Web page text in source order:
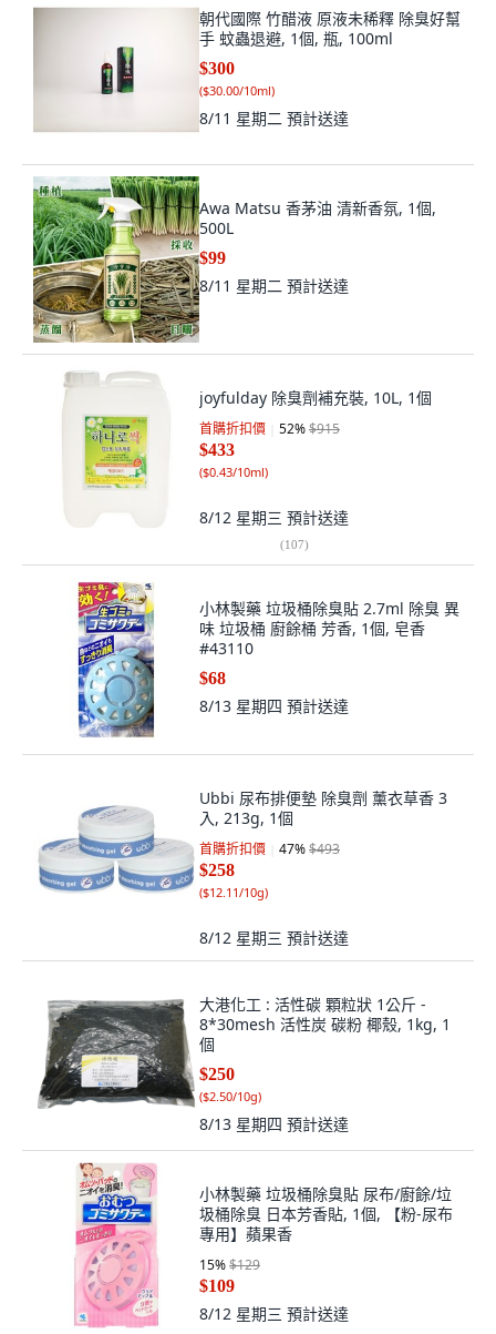
朝代國際 竹醋液 原液未稀釋 除臭好幫
手 蚊蟲退避, 1個, 瓶, 100ml
$300
($30.00/10ml)
8/11 星期二 預計送達
Awa Matsu 香茅油 清新香氛, 1個,
500L
$99
8/11 星期二 預計送達
joyfulday 除臭劑補充裝, 10L, 1個
首購折扣價 52%$915
$433
($0.43/10ml)
8/12 星期三 預計送達
(107)
小林製藥 垃圾桶除臭貼 2.7ml 除臭 異
味 垃圾桶 廚餘桶 芳香, 1個, 皂香
#43110
$68
8/13 星期四 預計送達
Ubbi 尿布排便墊 除臭劑 薰衣草香 3
入, 213g, 1個
首購折扣價 47%$493
$258
($12.11/10g)
8/12 星期三 預計送達
大港化工 : 活性碳 顆粒狀 1公斤 -
8*30mesh 活性炭 碳粉 椰殼, 1kg, 1
個
$250
($2.50/10g)
8/13 星期四 預計送達
小林製藥 垃圾桶除臭貼 尿布/廚餘/垃
圾桶除臭 日本芳香貼, 1個, 【粉-尿布
專用】蘋果香
15%$129
$109
8/12 星期三 預計送達